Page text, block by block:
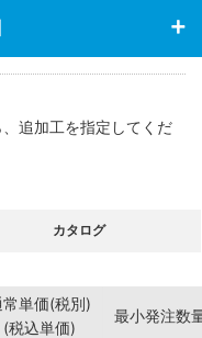
追加工を指定してくだ
カタログ
常単価(税別)
(税込単価)
最小発注数